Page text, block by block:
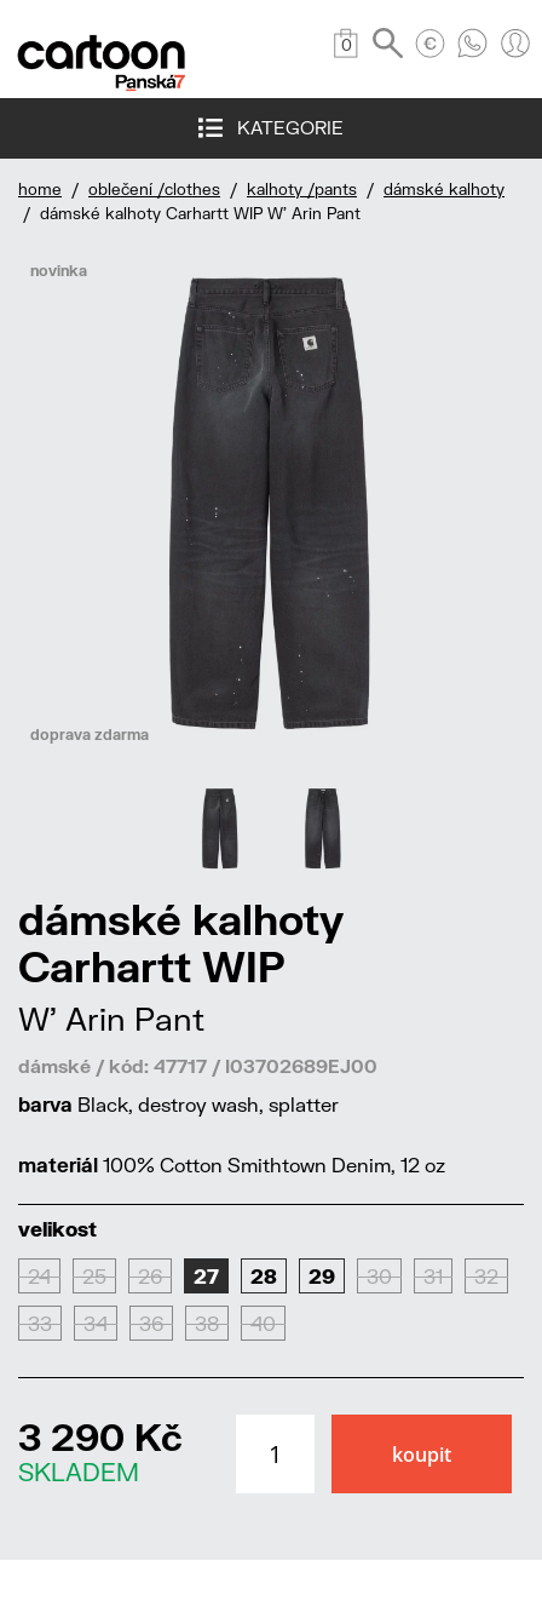
0
KATEGORIE
home / oblečení /clothes / kalhoty /pants / dámské kalhoty
/ dámské kalhoty Carhartt WIP W' Arin Pant
doprava zdarma
novinka
dámské kalhoty
Carhartt WIP
W' Arin Pant
dámské / kód: 47717 / I03702689EJ00
barva Black, destroy wash, splatter
materiál 100% Cotton Smithtown Denim, 12 oz
velikost
24 25 26 27 28 29 30 31 32
33 34 36 38 40
3 290 Kč
SKLADEM